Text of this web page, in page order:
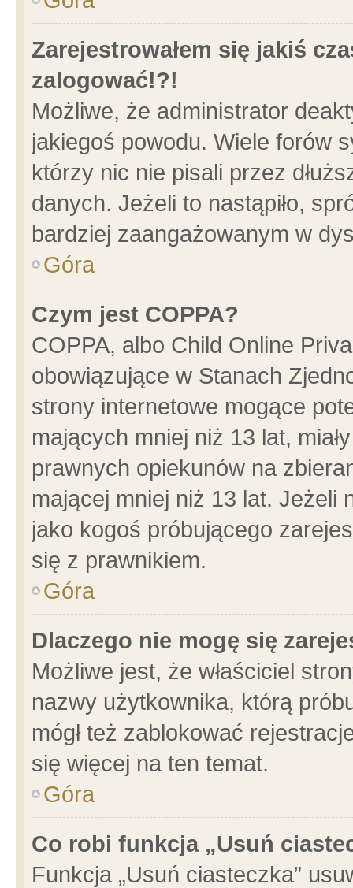
Zarejestrowałem się jakiś
zalogować!?!
Możliwe, że administrator
jakiegoś powodu. Wiele forów
którzy nic nie pisali przez
danych. Jeżeli to nastąpiło,
bardziej zaangażowanym w
Góra
Czym jest COPPA?
COPPA, albo Child Online
obowiązujące w Stanach
strony internetowe mogące
mających mniej niż 13 lat,
prawnych opiekunów na
mającej mniej niż 13 lat. Jeżeli
jako kogoś próbującego
się z prawnikiem.
Góra
Dlaczego nie mogę się
Możliwe jest, że właściciel
nazwy użytkownika, którą
mógł też zablokować
się więcej na ten temat.
Góra
Co robi funkcja „Usuń
Funkcja „Usuń ciasteczka”